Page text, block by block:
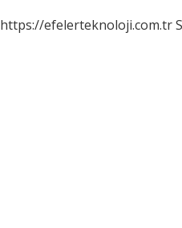
https://efelerteknoloji.com.tr